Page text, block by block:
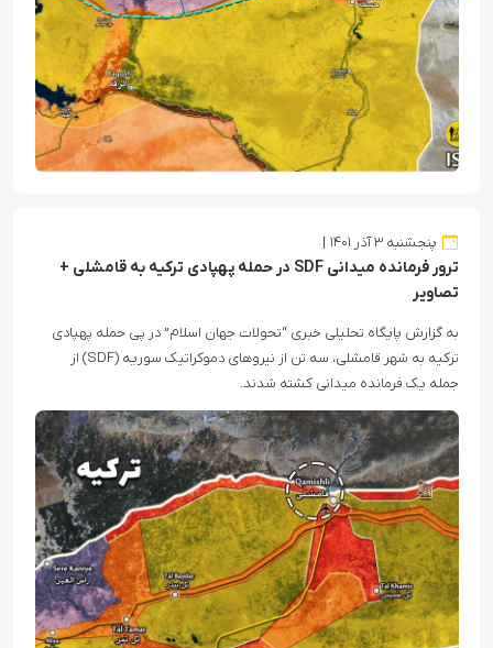
پنجشنبه ۳ آذر ۱۴۰۱
ترور فرمانده میدانی SDF در حمله پهپادی ترکیه به قامشلی +
تصاویر
به گزارش پایگاه تحلیلی خبری “تحولات جهان اسلام” در پی حمله پهپادی
ترکیه به شهر قامشلی، سه تن از نیروهای دموکراتیک سوریه (SDF) از
جمله یک فرمانده میدانی کشته شدند.